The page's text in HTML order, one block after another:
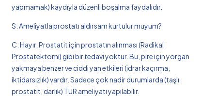
yapmamak) kaydıyla düzenli boşalma faydalıdır.
S: Ameliyatla prostatı aldırsam kurtulur muyum?
C: Hayır. Prostatit için prostatın alınması (Radikal
Prostatektomi) gibi bir tedavi yoktur. Bu, pire için yorgan
yakmaya benzer ve ciddi yan etkileri (idrar kaçırma,
iktidarsızlık) vardır. Sadece çok nadir durumlarda (taşlı
prostatit, darlık) TUR ameliyatı yapılabilir.